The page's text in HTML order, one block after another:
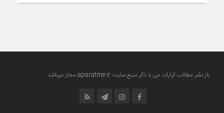
باز نشر مطالب آپارات می با ذکر منبع سایت aparatme.irمجاز میباشد .